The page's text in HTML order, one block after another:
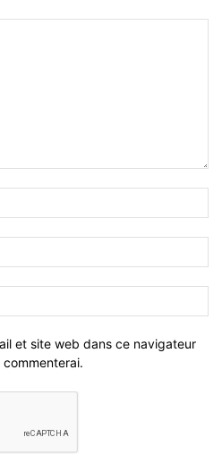
et site web dans ce navigateur